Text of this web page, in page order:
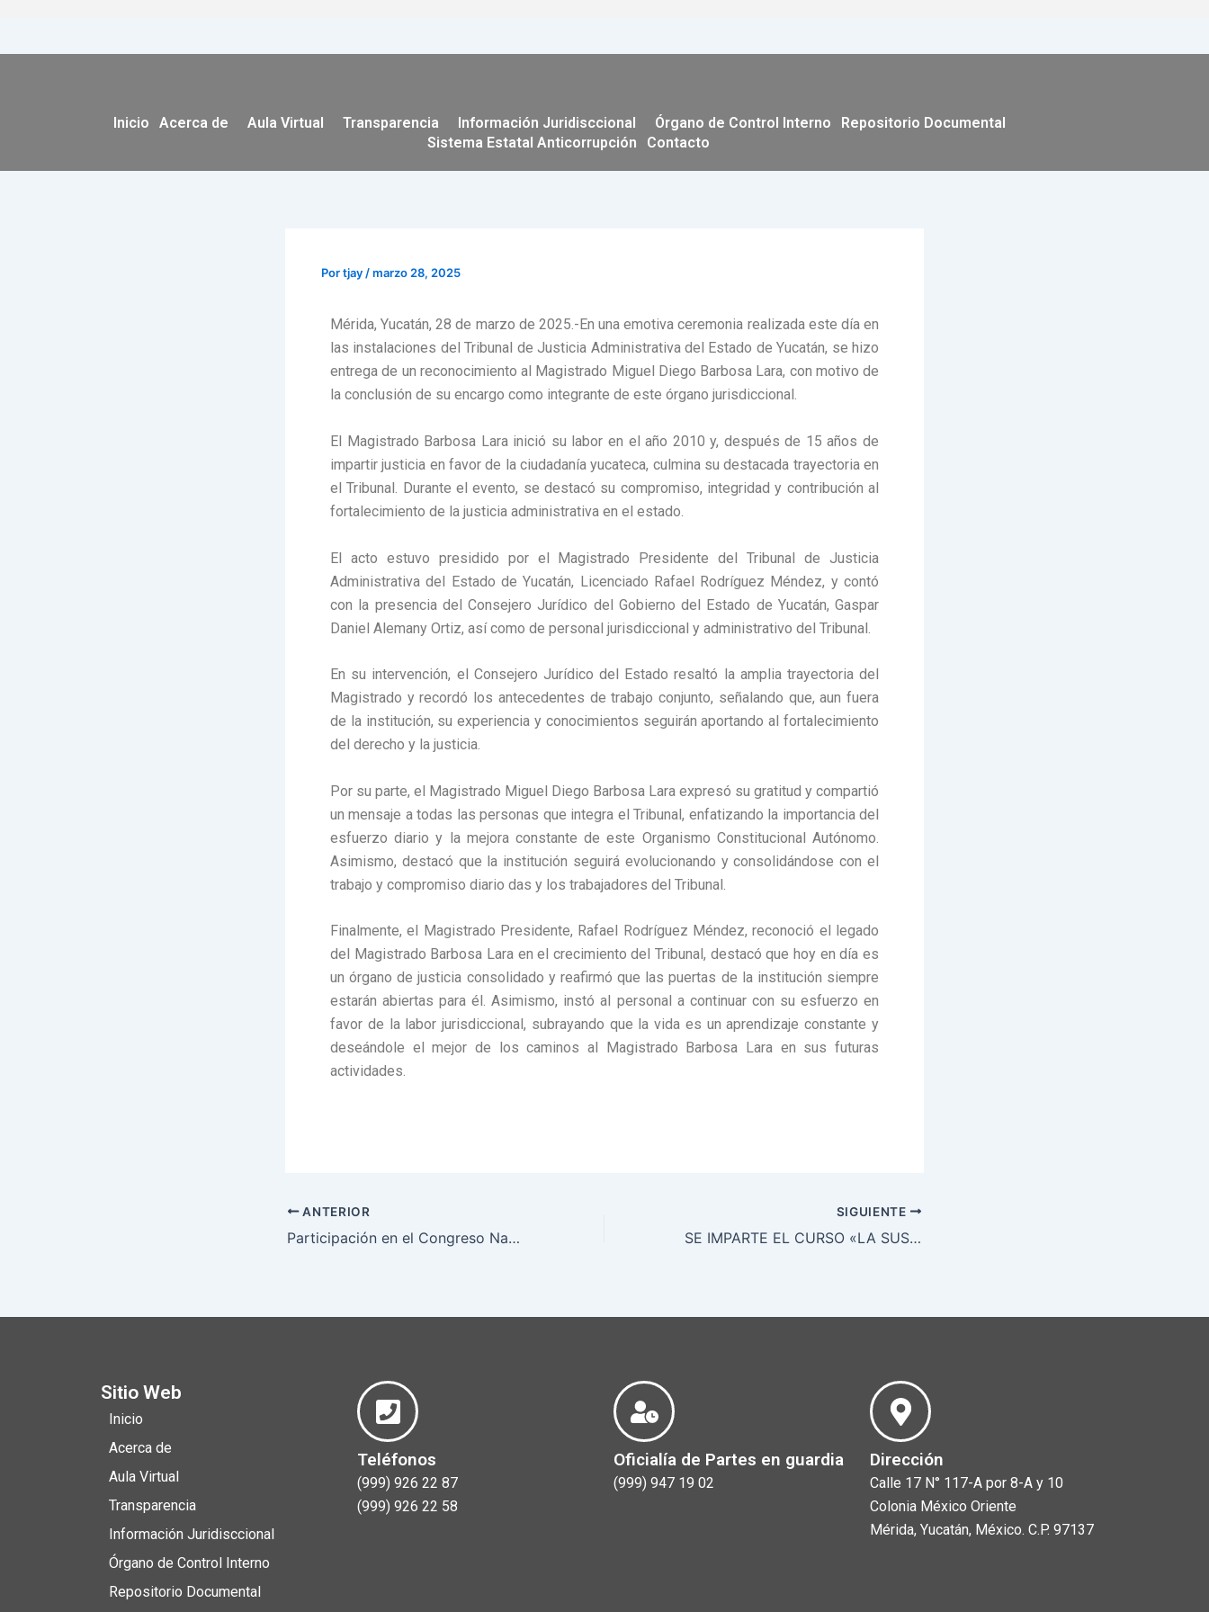
contenido
Inicio Acerca de Aula Virtual Transparencia Información Juridisccional Órgano de Control Interno
Repositorio Documental
Sistema Estatal Anticorrupción
Contacto
Portjay /marzo 28, 2025
Mérida, Yucatán, 28 de marzo de 2025.-En una emotiva ceremonia realizada este día en
las instalaciones del Tribunal de Justicia Administrativa del Estado de Yucatán, se hizo
entrega de un reconocimiento al Magistrado Miguel Diego Barbosa Lara, con motivo de
la conclusión de su encargo como integrante de este órgano jurisdiccional.
El Magistrado Barbosa Lara inició su labor en el año 2010 y, después de 15 años de
impartir justicia en favor de la ciudadanía yucateca, culmina su destacada trayectoria en
el Tribunal. Durante el evento, se destacó su compromiso, integridad y contribución al
fortalecimiento de la justicia administrativa en el estado.
El acto estuvo presidido por el Magistrado Presidente del Tribunal de Justicia
Administrativa del Estado de Yucatán, Licenciado Rafael Rodríguez Méndez, y contó
con la presencia del Consejero Jurídico del Gobierno del Estado de Yucatán, Gaspar
Daniel Alemany Ortiz, así como de personal jurisdiccional y administrativo del Tribunal.
En su intervención, el Consejero Jurídico del Estado resaltó la amplia trayectoria del
Magistrado y recordó los antecedentes de trabajo conjunto, señalando que, aun fuera
de la institución, su experiencia y conocimientos seguirán aportando al fortalecimiento
del derecho y la justicia.
Por su parte, el Magistrado Miguel Diego Barbosa Lara expresó su gratitud y compartió
un mensaje a todas las personas que integra el Tribunal, enfatizando la importancia del
esfuerzo diario y la mejora constante de este Organismo Constitucional Autónomo.
Asimismo, destacó que la institución seguirá evolucionando y consolidándose con el
trabajo y compromiso diario das y los trabajadores del Tribunal.
Finalmente, el Magistrado Presidente, Rafael Rodríguez Méndez, reconoció el legado
del Magistrado Barbosa Lara en el crecimiento del Tribunal, destacó que hoy en día es
un órgano de justicia consolidado y reafirmó que las puertas de la institución siempre
estarán abiertas para él. Asimismo, instó al personal a continuar con su esfuerzo en
favor de la labor jurisdiccional, subrayando que la vida es un aprendizaje constante y
deseándole el mejor de los caminos al Magistrado Barbosa Lara en sus futuras
actividades.
ANTERIOR
Participación en el Congreso Nacional de Mecanismos Alternativos en la Justicia Administrativa
SIGUIENTE
SE IMPARTE EL CURSO «LA SUSPENSIÓN DEL ACTO RECLAMADO» EN EL TJAY
Sitio Web
Inicio
Acerca de
Aula Virtual
Transparencia
Información Juridisccional
Órgano de Control Interno
Repositorio Documental
Teléfonos
(999) 926 22 87
(999) 926 22 58
Oficialía de Partes en guardia
(999) 947 19 02
Dirección
Calle 17 N° 117-A por 8-A y 10
Colonia México Oriente
Mérida, Yucatán, México. C.P. 97137